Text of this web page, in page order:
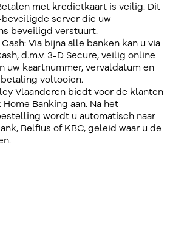
met kredietkaart is veilig. Dit
server die uw
beveiligd verstuurt.
Via bijna alle banken kan u via
d.m.v. 3-D Secure, veilig online
uw kaartnummer, vervaldatum en
voltooien.
Vlaanderen biedt voor de klanten
Banking aan. Na het
wordt u automatisch naar
Belfius of KBC, geleid waar u de